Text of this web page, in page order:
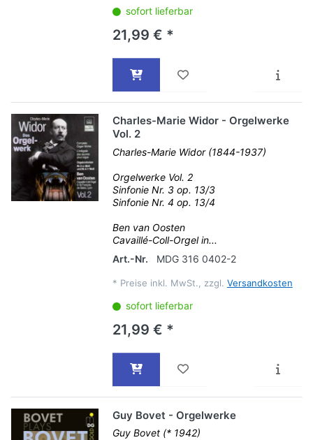
sofort lieferbar
21,99 € *
Charles-Marie Widor - Orgelwerke
Vol. 2
Charles-Marie Widor (1844-1937)
Orgelwerke Vol. 2
Sinfonie Nr. 3 op. 13/3
Sinfonie Nr. 4 op. 13/4
Ben van Oosten
Cavaillé-Coll-Orgel in...
Art.-Nr.
MDG 316 0402-2
* Preise inkl. MwSt., zzgl. Versandkosten
sofort lieferbar
21,99 € *
Guy Bovet - Orgelwerke
Guy Bovet (* 1942)